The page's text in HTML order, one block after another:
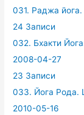
031. Раджа
24 Записи
032. Бхакти
2008-04-27
23 Записи
033. Йога Рода.
2010-05-16